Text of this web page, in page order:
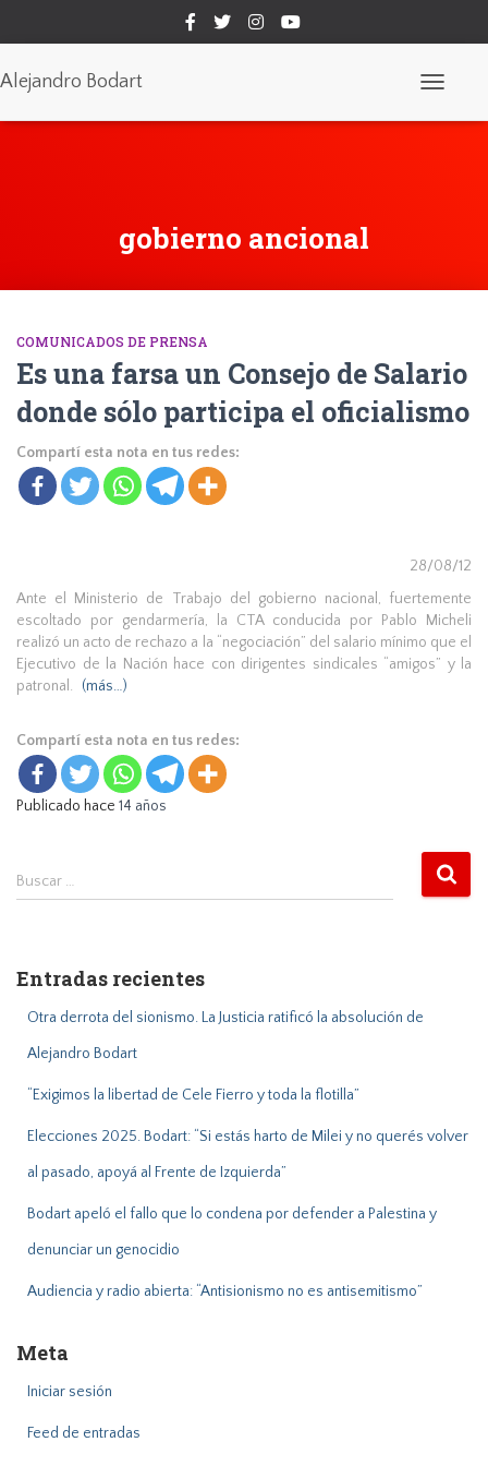
Alejandro Bodart
gobierno ancional
COMUNICADOS DE PRENSA
Es una farsa un Consejo de Salario
donde sólo participa el oficialismo
Compartí esta nota en tus redes:
28/08/12
Ante el Ministerio de Trabajo del gobierno nacional, fuertemente
escoltado por gendarmería, la CTA conducida por Pablo Micheli
realizó un acto de rechazo a la “negociación” del salario mínimo que el
Ejecutivo de la Nación hace con dirigentes sindicales “amigos” y la
patronal.
(más…)
Compartí esta nota en tus redes:
Publicado hace 14 años
B
r
Buscar …
Entradas recientes
Otra derrota del sionismo. La Justicia ratificó la absolución de
Alejandro Bodart
“Exigimos la libertad de Cele Fierro y toda la flotilla”
Elecciones 2025. Bodart: “Si estás harto de Milei y no querés volver
al pasado, apoyá al Frente de Izquierda”
Bodart apeló el fallo que lo condena por defender a Palestina y
denunciar un genocidio
Audiencia y radio abierta: “Antisionismo no es antisemitismo”
Meta
Iniciar sesión
Feed de entradas